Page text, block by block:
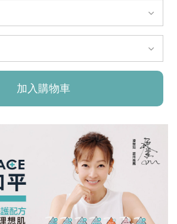
加入購物車
已加入購物車！!